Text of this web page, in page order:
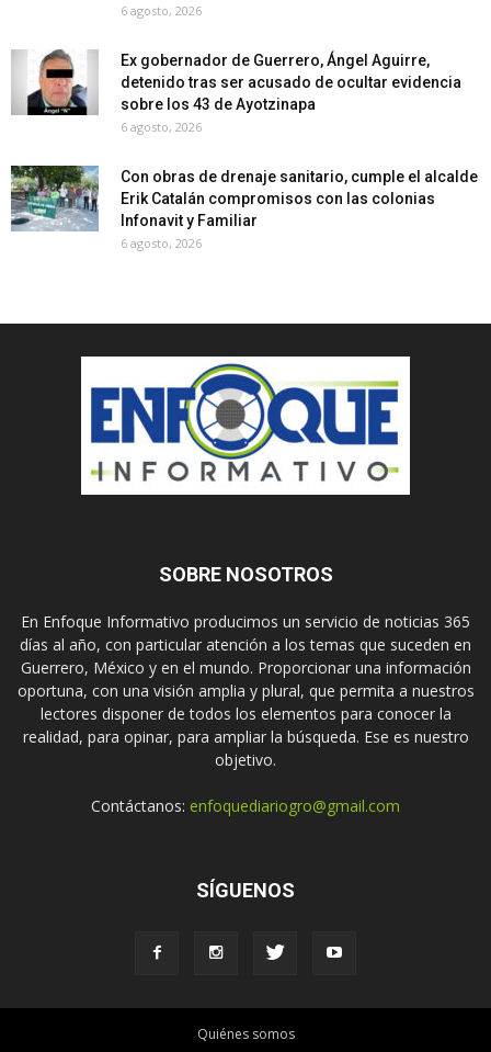
6 agosto, 2026
Ex gobernador de Guerrero, Ángel Aguirre,
detenido tras ser acusado de ocultar evidencia
sobre los 43 de Ayotzinapa
6 agosto, 2026
Con obras de drenaje sanitario, cumple el alcalde
Erik Catalán compromisos con las colonias
Infonavit y Familiar
6 agosto, 2026
SOBRE NOSOTROS
En Enfoque Informativo producimos un servicio de noticias 365
días al año, con particular atención a los temas que suceden en
Guerrero, México y en el mundo. Proporcionar una información
oportuna, con una visión amplia y plural, que permita a nuestros
lectores disponer de todos los elementos para conocer la
realidad, para opinar, para ampliar la búsqueda. Ese es nuestro
objetivo.
Contáctanos: enfoquediariogro@gmail.com
SÍGUENOS
Quiénes somos